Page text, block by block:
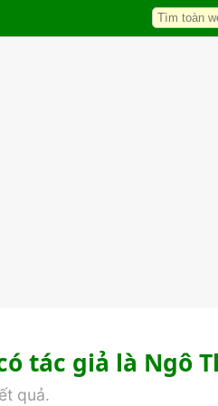
tác giả là Ngô
quả.